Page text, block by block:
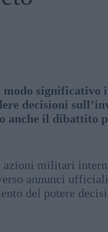
modo significativo
decisioni
anche il dibattito
azioni militari
annunci
del potere